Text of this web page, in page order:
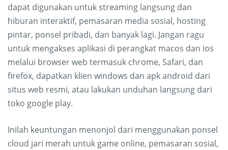
dapat digunakan untuk streaming langsung dan
hiburan interaktif, pemasaran media sosial, hosting
pintar, ponsel pribadi, dan banyak lagi. Jangan ragu
untuk mengakses aplikasi di perangkat macos dan ios
melalui browser web termasuk chrome, Safari, dan
firefox, dapatkan klien windows dan apk android dari
situs web resmi, atau lakukan unduhan langsung dari
toko google play.
Inilah keuntungan menonjol dari menggunakan ponsel
cloud jari merah untuk game online, pemasaran sosial,